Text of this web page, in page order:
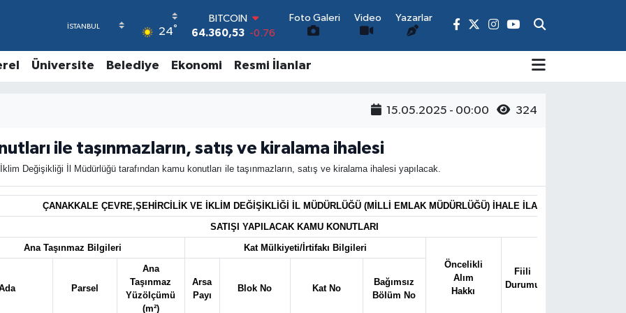
24°
BITCOIN
64.360,53 -0.76
47,7143 0.16
6574.81 1.44
BİST100
Foto Galeri Video Yazarlar
Üniversite Belediye Ekonomi Resmi İlanlar
15.05.2025 - 00:00 324
ile taşınmazların, satış ve kiralama ihalesi
Değişikliği İl Müdürlüğü tarafından kamu konutları ile taşınmazların, satış ve kiralama ihalesi yapılacak.
ÇANAKKALE ÇEVRE,ŞEHİRCİLİK VE İKLİM DEĞİŞİKLİĞİ İL MÜDÜRLÜĞÜ (MİLLİ EMLAK MÜDÜRLÜĞÜ) İHALE İLANI
SATIŞI YAPILACAK KAMU KONUTLARI
Ana Taşınmaz Bilgileri
Kat Mülkiyeti/İrtifakı Bilgileri
Öncelikli
Alım
Hakkı
Fiili
Durumu
Parsel
Ana
Taşınmaz
Yüzölçümü
(m²)
Arsa
Payı
Blok No Kat No
Bağımsız
Bölüm No